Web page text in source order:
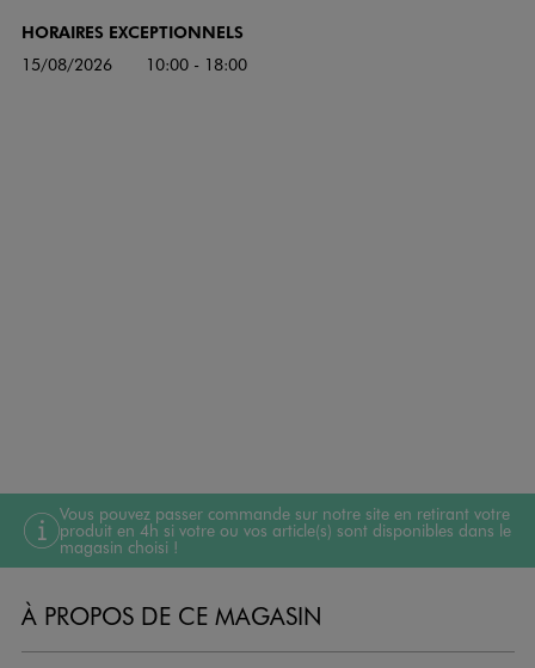
HORAIRES EXCEPTIONNELS
15/08/2026 10:00 - 18:00
Vous pouvez passer commande sur notre site en retirant votre
produit en 4h si votre ou vos article(s) sont disponibles dans le
magasin choisi !
À PROPOS DE CE MAGASIN